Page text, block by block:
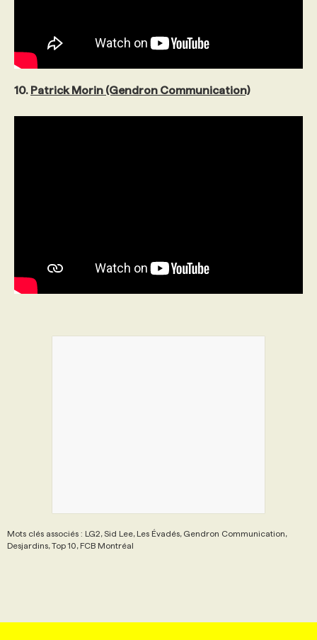
10. Patrick Morin (Gendron Communication)
Mots clés associés : LG2, Sid Lee, Les Évadés, Gendron Communication,
Desjardins, Top 10, FCB Montréal